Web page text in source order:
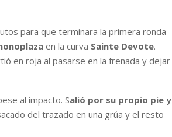
para que terminara la primera ronda
en la curva Sainte Devote.
en roja al pasarse en la frenada y dejar
al impacto. Salió por su propio pie y
del trazado en una grúa y el resto